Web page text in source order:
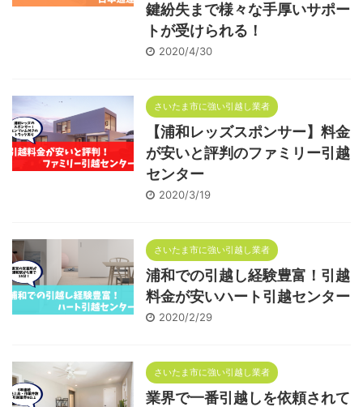
鍵紛失まで様々な手厚いサポー
トが受けられる！
2020/4/30
さいたま市に強い引越し業者
【浦和レッズスポンサー】料金
が安いと評判のファミリー引越
センター
2020/3/19
さいたま市に強い引越し業者
浦和での引越し経験豊富！引越
料金が安いハート引越センター
2020/2/29
さいたま市に強い引越し業者
業界で一番引越しを依頼されて